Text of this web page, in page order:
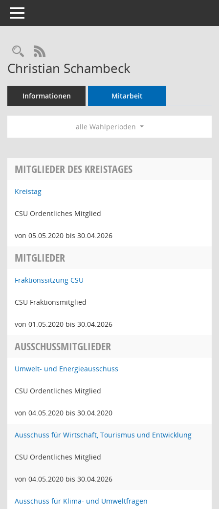
Toggle navigation
Rechercheauswahl
RSS-Feed
Christian Schambeck
Informationen Mitarbeit
alle Wahlperioden
MITGLIEDER DES KREISTAGES
Kreistag
CSU Ordentliches Mitglied
von 05.05.2020 bis 30.04.2026
MITGLIEDER
Fraktionssitzung CSU
CSU Fraktionsmitglied
von 01.05.2020 bis 30.04.2026
AUSSCHUSSMITGLIEDER
Umwelt- und Energieausschuss
CSU Ordentliches Mitglied
von 04.05.2020 bis 30.04.2020
Ausschuss für Wirtschaft, Tourismus und Entwicklung
CSU Ordentliches Mitglied
von 04.05.2020 bis 30.04.2026
Ausschuss für Klima- und Umweltfragen